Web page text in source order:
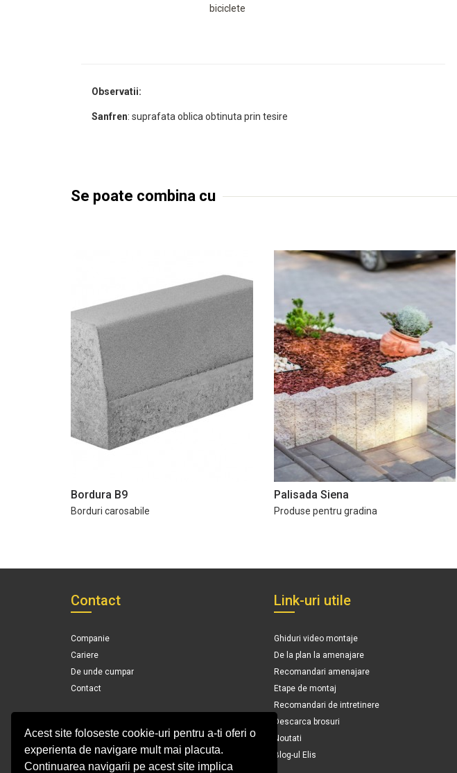
Acest site foloseste cookie-uri pentru a-ti oferi o
experienta de navigare mult mai placuta.
Continuarea navigarii pe acest site implica
biciclete
Observatii:
Sanfren: suprafata oblica obtinuta prin tesire
Se poate combina cu
Bordura B9
Borduri carosabile
Palisada Siena
Produse pentru gradina
Contact
Companie
Cariere
De unde cumpar
Contact
Link-uri utile
Ghiduri video montaje
De la plan la amenajare
Recomandari amenajare
Etape de montaj
Recomandari de intretinere
Descarca brosuri
Noutati
Blog-ul Elis